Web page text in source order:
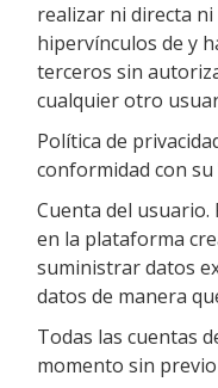
realizar ni directa
hipervínculos de y
terceros sin
cualquier otro
Política de
conformidad con
Cuenta del
en la plataforma
suministrar datos
datos de manera
Todas las cuentas
momento sin